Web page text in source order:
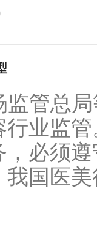
监管总
行业监
必须
国医